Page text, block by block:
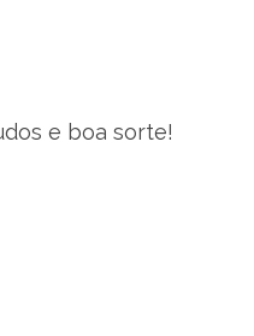
e boa sorte!